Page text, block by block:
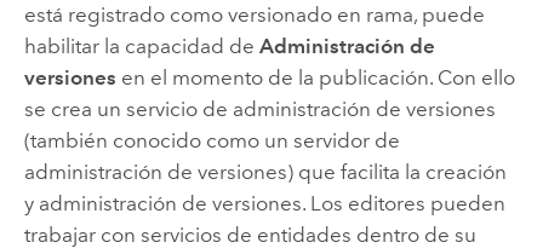
está registrado como versionado en rama, puede
habilitar la capacidad de Administración de
versiones en el momento de la publicación. Con ello
se crea un servicio de administración de versiones
(también conocido como un servidor de
administración de versiones) que facilita la creación
y administración de versiones. Los editores pueden
trabajar con servicios de entidades dentro de su